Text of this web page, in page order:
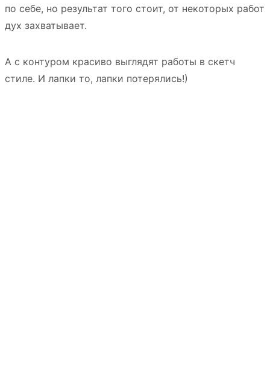
по себе, но результат того стоит, от некоторых работ
дух захватывает.
А с контуром красиво выглядят работы в скетч
стиле. И лапки то, лапки потерялись!)